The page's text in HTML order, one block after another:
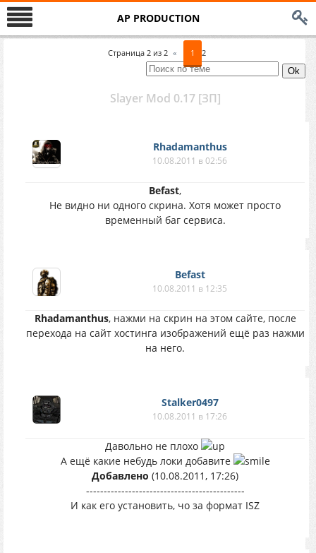
AP PRODUCTION
Страница 2 из 2 « 1 2
Slayer Mod 0.17 [ЗП]
Rhadamanthus
10.08.2011 в 02:56
Befast,
Не видно ни одного скрина. Хотя может просто
временный баг сервиса.
Befast
10.08.2011 в 12:35
Rhadamanthus, нажми на скрин на этом сайте, после
перехода на сайт хостинга изображений ещё раз нажми
на него.
Stalker0497
10.08.2011 в 17:26
Давольно не плохо
А ещё какие небудь локи добавите
Добавлено (10.08.2011, 17:26)
---------------------------------------------
И как его установить, чо за формат ISZ